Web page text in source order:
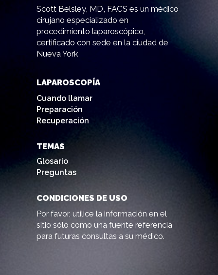
Scott Belsley, MD, FACS es un médico
cirujano especializado en
procedimiento laparoscópico,
certificado con sede en la ciudad de
Nueva York
LAPAROSCOPÍA
Cuando llamar
Preparación
Recuperación
TEMAS
Glosario
Preguntas
CONDICIONES DE USO
Por favor, utilice la información en el
sitio sólo como una fuente referencia
para futuras consultas a su médico.